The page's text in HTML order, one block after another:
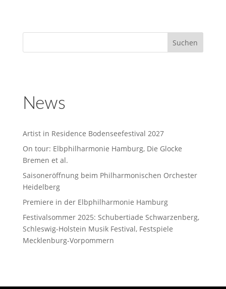
News
Artist in Residence Bodenseefestival 2027
On tour: Elbphilharmonie Hamburg, Die Glocke
Bremen et al.
Saisoneröffnung beim Philharmonischen Orchester
Heidelberg
Premiere in der Elbphilharmonie Hamburg
Festivalsommer 2025: Schubertiade Schwarzenberg,
Schleswig-Holstein Musik Festival, Festspiele
Mecklenburg-Vorpommern